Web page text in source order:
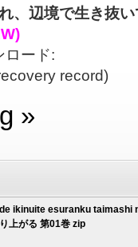
、辺境で生き抜
ロード:
record)
»
ikinuite esuranku taimashi
上がる 第01巻 zip